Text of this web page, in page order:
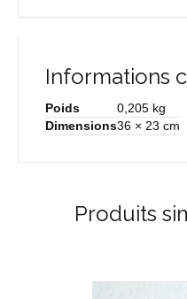
Informations
Poids
0,205 kg
Dimensions36 × 23 cm
Produits